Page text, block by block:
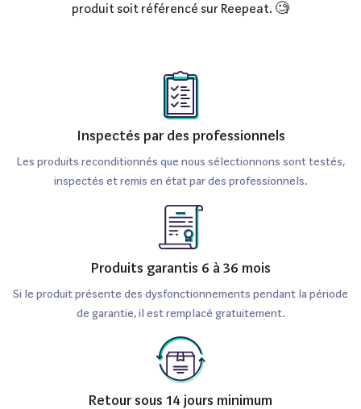
produit soit référencé sur Reepeat. 🧐
Inspectés par des professionnels
Les produits reconditionnés que nous sélectionnons sont testés,
inspectés et remis en état par des professionnels.
Produits garantis 6 à 36 mois
Si le produit présente des dysfonctionnements pendant la période
de garantie, il est remplacé gratuitement.
Retour sous 14 jours minimum